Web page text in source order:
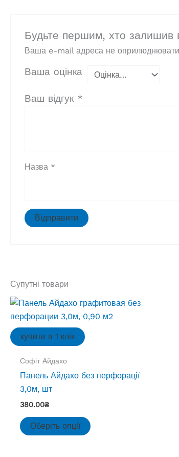
Будьте першим, хто залишив
Ваша e-mail адреса не
Ваша оцінка
Ваш відгук *
Назва *
Супутні товари
купити в 1 клік
Софіт Айдахо
Панель Айдахо без перфорації
3,0м, шт
380.00₴
Оберіть опції
товар